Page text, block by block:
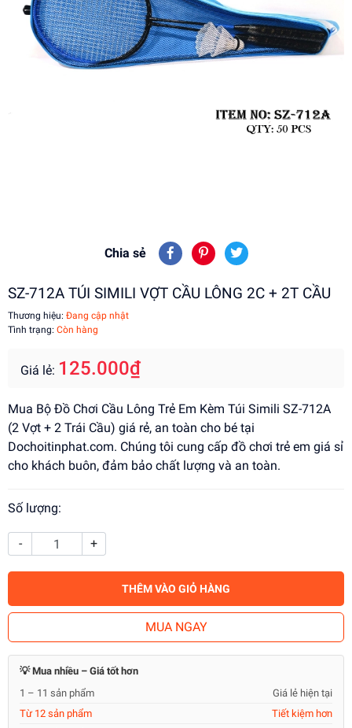
Chia sẻ
SZ-712A TÚI SIMILI VỢT CẦU LÔNG 2C + 2T CẦU
Thương hiệu: Đang cập nhật
Tình trạng: Còn hàng
Giá lẻ: 125.000₫
Mua Bộ Đồ Chơi Cầu Lông Trẻ Em Kèm Túi Simili SZ-712A
(2 Vợt + 2 Trái Cầu) giá rẻ, an toàn cho bé tại
Dochoitinphat.com. Chúng tôi cung cấp đồ chơi trẻ em giá sỉ
cho khách buôn, đảm bảo chất lượng và an toàn.
Số lượng:
- +
THÊM VÀO GIỎ HÀNG
MUA NGAY
💡 Mua nhiều – Giá tốt hơn
1 – 11 sản phẩm
Giá lẻ hiện tại
Từ 12 sản phẩm
Tiết kiệm hơn